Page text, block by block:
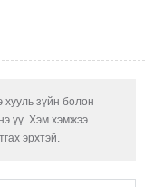
зүйн болон
үү. Хэм хэмжээ
эрхтэй.